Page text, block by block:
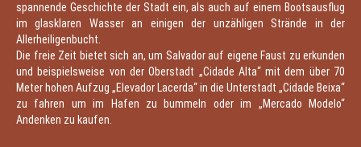
spannende Geschichte der Stadt ein, als auch auf einem Bootsausflug
im glasklaren Wasser an einigen der unzähligen Strände in der
Allerheiligenbucht.
Die freie Zeit bietet sich an, um Salvador auf eigene Faust zu erkunden
und beispielsweise von der Oberstadt „Cidade Alta“ mit dem über 70
Meter hohen Aufzug „Elevador Lacerda“ in die Unterstadt „Cidade Beixa“
zu fahren um im Hafen zu bummeln oder im „Mercado Modelo“
Andenken zu kaufen.